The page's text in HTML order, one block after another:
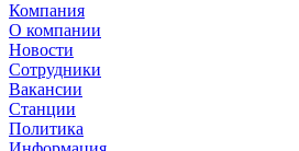
Компания
О компании
Новости
Сотрудники
Вакансии
Станции
Политика